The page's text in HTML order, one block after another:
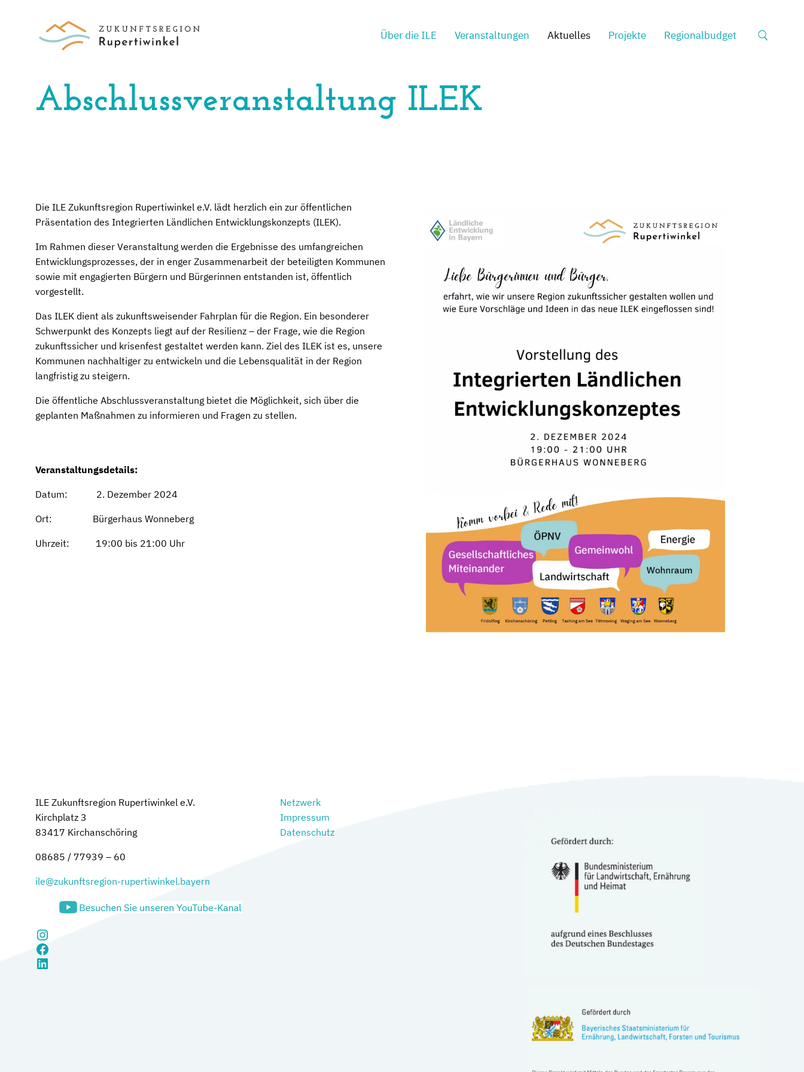
Über die ILE Veranstaltungen Aktuelles Projekte Regionalbudget
Suche
Abschlussveranstaltung ILEK
Die ILE Zukunftsregion Rupertiwinkel e.V. lädt herzlich ein zur öffentlichen
Präsentation des Integrierten Ländlichen Entwicklungskonzepts (ILEK).
Im Rahmen dieser Veranstaltung werden die Ergebnisse des umfangreichen
Entwicklungsprozesses, der in enger Zusammenarbeit der beteiligten Kommunen
sowie mit engagierten Bürgern und Bürgerinnen entstanden ist, öffentlich
vorgestellt.
Das ILEK dient als zukunftsweisender Fahrplan für die Region. Ein besonderer
Schwerpunkt des Konzepts liegt auf der Resilienz – der Frage, wie die Region
zukunftssicher und krisenfest gestaltet werden kann. Ziel des ILEK ist es, unsere
Kommunen nachhaltiger zu entwickeln und die Lebensqualität in der Region
langfristig zu steigern.
Die öffentliche Abschlussveranstaltung bietet die Möglichkeit, sich über die
geplanten Maßnahmen zu informieren und Fragen zu stellen.
Veranstaltungsdetails:
Datum: 2. Dezember 2024
Ort: Bürgerhaus Wonneberg
Uhrzeit: 19:00 bis 21:00 Uhr
ILE Zukunftsregion Rupertiwinkel e.V.
Kirchplatz 3
83417 Kirchanschöring
08685 / 77939 – 60
ile@zukunftsregion-rupertiwinkel.bayern
Instagram
Facebook
LinkedIn
Netzwerk
Impressum
Datenschutz